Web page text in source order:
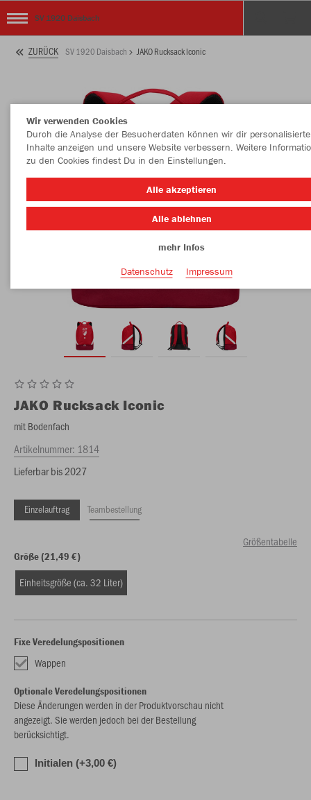
SV 1920 Daisbach
ZURÜCK SV 1920 Daisbach JAKO Rucksack Iconic
JAKO Rucksack Iconic
mit Bodenfach
Artikelnummer: 1814
Lieferbar bis 2027
Einzelauftrag Teambestellung
Größentabelle
Größe (21,49 €)
Einheitsgröße (ca. 32 Liter)
Fixe Veredelungspositionen
Wappen
Optionale Veredelungspositionen
Diese Änderungen werden in der Produktvorschau nicht
angezeigt. Sie werden jedoch bei der Bestellung
berücksichtigt.
Initialen (+3,00 €)
Wir verwenden Cookies
Durch die Analyse der Besucherdaten können wir dir personalisierte
Inhalte anzeigen und unsere Website verbessern. Weitere
zu den Cookies findest Du in den Einstellungen.
Alle akzeptieren
Alle ablehnen
mehr Infos
Datenschutz
Impressum